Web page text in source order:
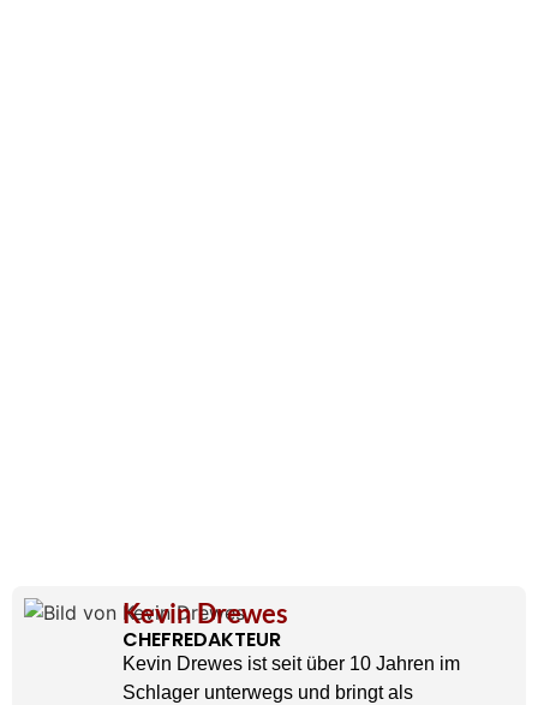
Kevin Drewes
CHEFREDAKTEUR
Kevin Drewes ist seit über 10 Jahren im
Schlager unterwegs und bringt als